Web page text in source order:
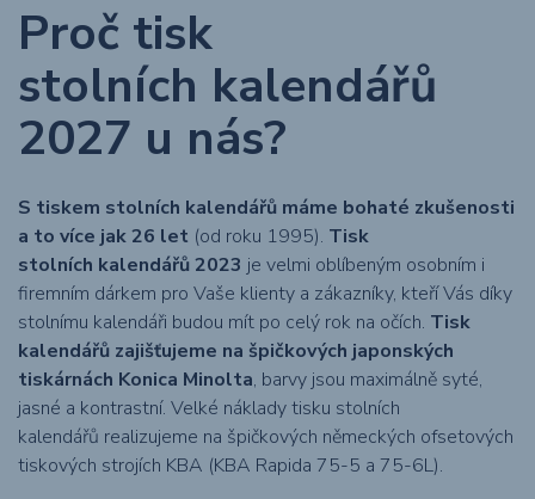
Proč tisk
stolních kalendářů
2027 u nás?
S tiskem stolních kalendářů máme bohaté zkušenosti
a to více jak 26 let (od roku 1995). Tisk
stolních kalendářů 2023 je velmi oblíbeným osobním i
firemním dárkem pro Vaše klienty a zákazníky, kteří Vás díky
stolnímu kalendáři budou mít po celý rok na očích. Tisk
kalendářů zajišťujeme na špičkových japonských
tiskárnách Konica Minolta, barvy jsou maximálně syté,
jasné a kontrastní. Velké náklady tisku stolních
kalendářů realizujeme na špičkových německých ofsetových
tiskových strojích KBA (KBA Rapida 75-5 a 75-6L).